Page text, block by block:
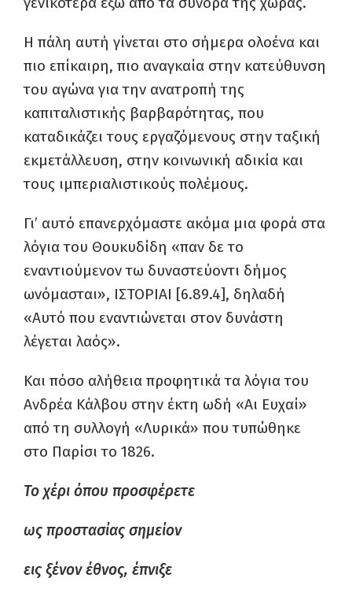
Η πάλη αυτή γίνεται στο σήμερα ολοένα και
πιο επίκαιρη, πιο αναγκαία στην κατεύθυνση
του αγώνα για την ανατροπή της
καπιταλιστικής βαρβαρότητας, που
καταδικάζει τους εργαζόμενους στην ταξική
εκμετάλλευση, στην κοινωνική αδικία και
τους ιμπεριαλιστικούς πολέμους.
Γι’ αυτό επανερχόμαστε ακόμα μια φορά στα
λόγια του Θουκυδίδη «παν δε το
εναντιούμενον τω δυναστεύοντι δήμος
ωνόμασται», ΙΣΤΟΡΙΑΙ [6.89.4], δηλαδή
«Αυτό που εναντιώνεται στον δυνάστη
λέγεται λαός».
Και πόσο αλήθεια προφητικά τα λόγια του
Ανδρέα Κάλβου στην έκτη ωδή «Αι Ευχαί»
από τη συλλογή «Λυρικά» που τυπώθηκε
στο Παρίσι το 1826.
Το χέρι όπου προσφέρετε
ως προστασίας σημείον
εις ξένον έθνος, έπνιξε